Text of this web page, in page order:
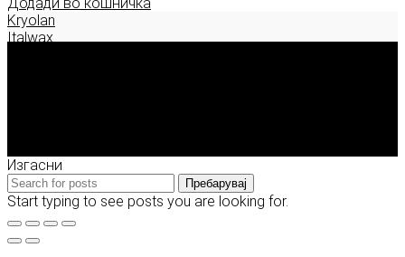
Kryolan
Italwax
Изгасни
Пребарувај
Start typing to see posts you are looking for.